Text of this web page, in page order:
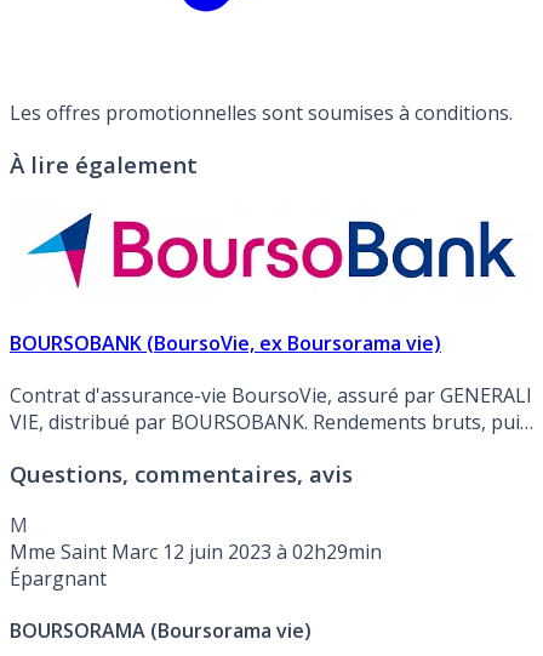
Les offres promotionnelles sont soumises à conditions.
À lire également
BOURSOBANK (BoursoVie, ex Boursorama vie)
Contrat d'assurance-vie BoursoVie, assuré par GENERALI
VIE, distribué par BOURSOBANK. Rendements bruts, puis
des fonds en euros : EUROSSIMA FG 75 2025: 1.670% brut,
Questions, commentaires, avis
M
Mme Saint Marc 12 juin 2023 à 02h29min
Épargnant
BOURSORAMA (Boursorama vie)